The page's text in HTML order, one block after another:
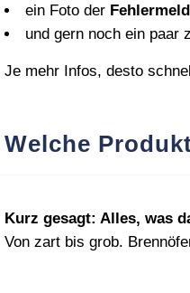
ein Foto der
und gern noch ein paar
Je mehr Infos, desto
Welche
Kurz gesagt: Alles, was
Von zart bis grob.